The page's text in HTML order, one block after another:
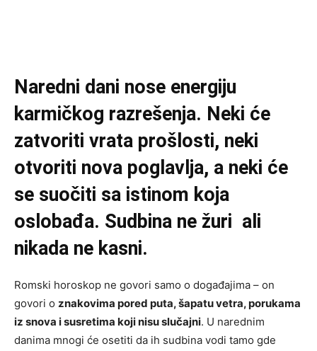
Naredni dani nose energiju
karmičkog razrešenja. Neki će
zatvoriti vrata prošlosti, neki
otvoriti nova poglavlja, a neki će
se suočiti sa istinom koja
oslobađa. Sudbina ne žuri ali
nikada ne kasni.
Romski horoskop ne govori samo o događajima – on
govori o znakovima pored puta, šapatu vetra, porukama
iz snova i susretima koji nisu slučajni. U narednim
danima mnogi će osetiti da ih sudbina vodi tamo gde